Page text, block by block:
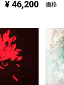
¥ 46,200
価格